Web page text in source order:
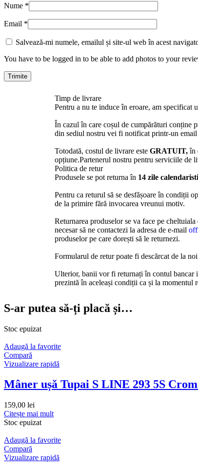
Nume *
Email *
Salvează-mi numele, emailul și site-ul web în acest
You have to be logged in to be able to add photos to your
Timp de livrare
Pentru a nu te induce în eroare, am specificat
În cazul în care coșul de cumpărături conține
din sediul nostru vei fi notificat printr-un
Totodată, costul de livrare este GRATUIT,în
opțiune.Partenerul nostru pentru serviciile de
Politica de retur
Produsele se pot returna în 14 zile
Pentru ca returul să se desfășoare în condiții
de la primire fără invocarea vreunui motiv.
Returnarea produselor se va face pe
necesar să ne contactezi la adresa de e-mail
produselor pe care dorești să le returnezi.
Formularul de retur poate fi descărcat de la
Ulterior, banii vor fi returnați în contul bancar
prezintă în aceleași condiții ca și la momentul
S-ar putea să-ți placă și…
Stoc epuizat
Adaugă la favorite
Compară
Vizualizare rapidă
Mâner ușă Tupai S LINE 293 5S
159,00 lei
Citește mai mult
Stoc epuizat
Adaugă la favorite
Compară
Vizualizare rapidă